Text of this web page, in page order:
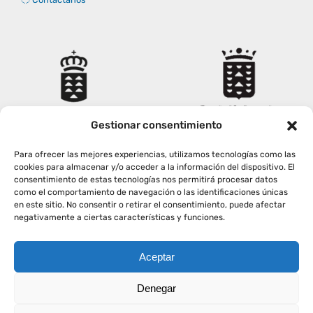
Gestionar consentimiento
Para ofrecer las mejores experiencias, utilizamos tecnologías como las
cookies para almacenar y/o acceder a la información del dispositivo. El
consentimiento de estas tecnologías nos permitirá procesar datos
como el comportamiento de navegación o las identificaciones únicas
en este sitio. No consentir o retirar el consentimiento, puede afectar
negativamente a ciertas características y funciones.
Aceptar
Denegar
Derechos y deberes
Representantes